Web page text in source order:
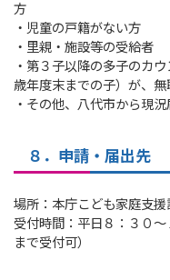
方
・児童の戸籍がない方
・里親・施設等の受給者
・第３子以降の多子のカ
歳年度末までの子）が、
・その他、八代市から現
８．申請・届出先
場所：本庁こども家庭支
受付時間：平日８：３０
まで受付可）